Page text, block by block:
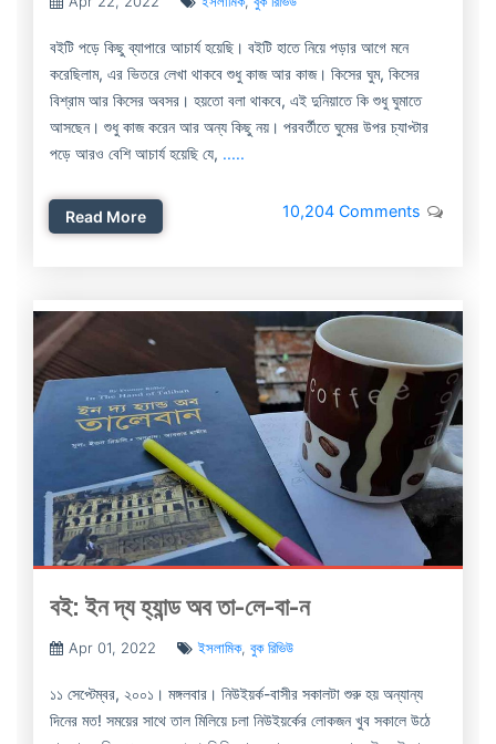
বইটি পড়ে কিছু ব্যাপারে আচার্য হয়েছি। বইটি হাতে নিয়ে পড়ার আগে মনে
করেছিলাম, এর ভিতরে লেখা থাকবে শুধু কাজ আর কাজ। কিসের ঘুম, কিসের
বিশ্রাম আর কিসের অবসর। হয়তো বলা থাকবে, এই দুনিয়াতে কি শুধু ঘুমাতে
আসছেন। শুধু কাজ করেন আর অন্য কিছু নয়। পরবর্তীতে ঘুমের উপর চ্যাপ্টার
পড়ে আরও বেশি আচার্য হয়েছি যে, .....
Read More 10,204 Comments
বই: ইন দ্য হ্যান্ড অব তা-লে-বা-ন
Apr 01, 2022 ইসলামিক, বুক রিভিউ
১১ সেপ্টেম্বর, ২০০১। মঙ্গলবার। নিউইয়র্ক-বাসীর সকালটা শুরু হয় অন্যান্য
দিনের মত! সময়ের সাথে তাল মিলিয়ে চলা নিউইয়র্কের লোকজন খুব সকালে উঠে